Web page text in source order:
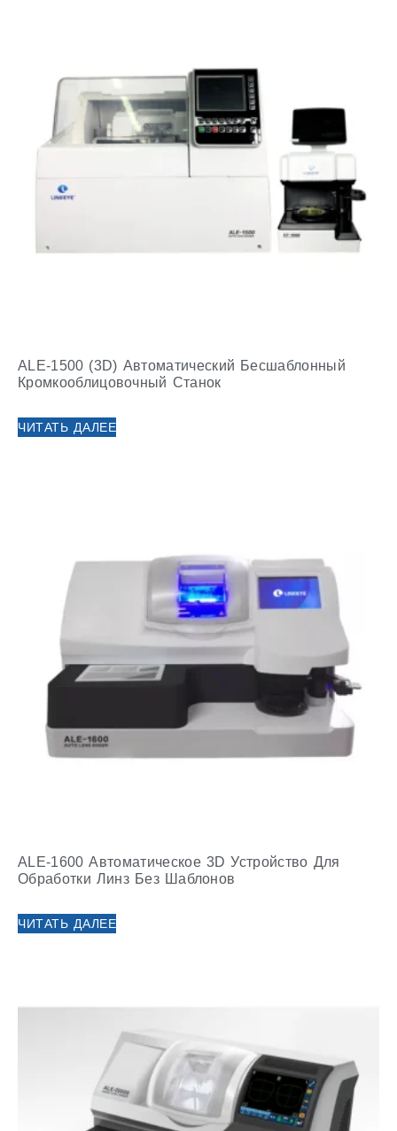
ALE-1500 (3D) Автоматический Бесшаблонный
Кромкооблицовочный Станок
ЧИТАТЬ ДАЛЕЕ
ALE-1600 Автоматическое 3D Устройство Для
Обработки Линз Без Шаблонов
ЧИТАТЬ ДАЛЕЕ